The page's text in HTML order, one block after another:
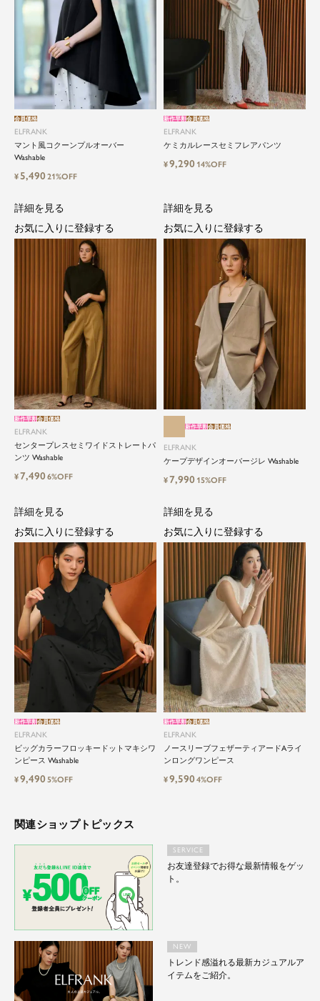
えて愛されるアイテムを
ELFRANK（エルフランク）は、「上品さ」と「気
さくさ」をバランスよく取り入れた、大人のため
のカジュアルブランドです。
毎日の中に自然と取り入れたくなる、でもどこか
目を引く。そんな日常と特別の間を行き来するス
タイルを提案しています。
close
ELFRANK
マント風コクーンプルオーバー
Washable
会員価格
¥5,49021%OFF
ELFRANK
ケミカルレースセミフレアパンツ
新作早割会員価格
¥9,290 14%OFF
ELFRANK
センタープレスセミワイドストレートパ
ンツ Washable
新作早割会員価格
¥7,4906%OFF
詳細を見る
お気に入りに登録する
ELFRANK
ケープデザインオーバージレ Washable
新作早割会員価格
¥7,990 15%OFF
詳細を見る
お気に入りに登録する
ELFRANK
ビッグカラーフロッキードットマキシワ
ンピース Washable
新作早割会員価格
¥9,4905%OFF
詳細を見る
お気に入りに登録する
ELFRANK
ノースリーブフェザーティアードAライ
ンロングワンピース
新作早割会員価格
¥9,5904%OFF
詳細を見る
お気に入りに登録する
関連ショップトピックス
SERVICE
お友達登録でお得な最新情報をゲッ
ト。
NEW
トレンド感溢れる最新カジュアルア
イテムをご紹介。